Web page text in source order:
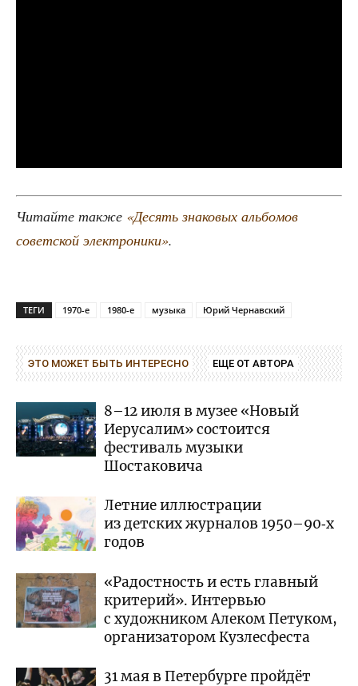
Читай­те так­же «Десять зна­ко­вых аль­бо­мов
совет­ской элек­тро­ни­ки».
ТЕГИ 1970-е 1980-е музыка Юрий Чернавский
ЭТО МОЖЕТ БЫТЬ ИНТЕРЕСНО ЕЩЕ ОТ АВТОРА
8–12 июля в музее «Новый
Иерусалим» состоится
фестиваль музыки
Шостаковича
Летние иллюстрации
из детских журналов 1950–90‑х
годов
«Радостность и есть главный
критерий». Интервью
с художником Алеком Петуком,
организатором Кузлесфеста
31 мая в Петербурге пройдёт